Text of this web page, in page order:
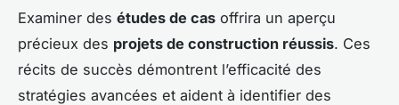
Examiner des études de cas offrira un aperçu
précieux des projets de construction réussis. Ces
récits de succès démontrent l’efficacité des
stratégies avancées et aident à identifier des